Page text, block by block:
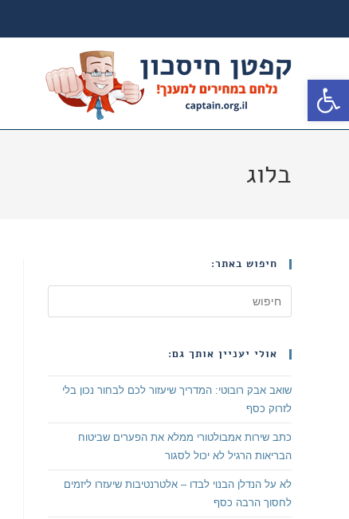
בלוג
חיפוש באתר:
אולי יעניין אותך גם:
שואב אבק רובוטי: המדריך שיעזור לכם לבחור נכון בלי
לזרוק כסף
כתב שירות אמבולטורי ממלא את הפערים שביטוח
הבריאות הרגיל לא יכול לסגור
לא על הנדלן הבנוי לבדו – אלטרנטיבות שיעזרו ליזמים
לחסוך הרבה כסף
פתח סרגל נגישות